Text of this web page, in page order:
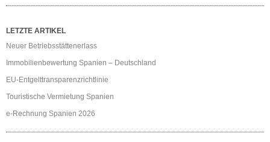
LETZTE ARTIKEL
Neuer Betriebsstättenerlass
Immobilienbewertung Spanien – Deutschland
EU-Entgelttransparenzrichtlinie
Touristische Vermietung Spanien
e-Rechnung Spanien 2026